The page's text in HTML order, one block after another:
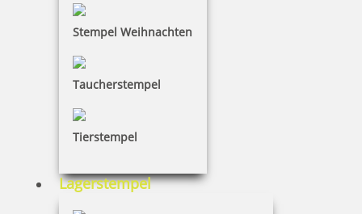
Stempel Weihnachten
Taucherstempel
Tierstempel
Lagerstempel